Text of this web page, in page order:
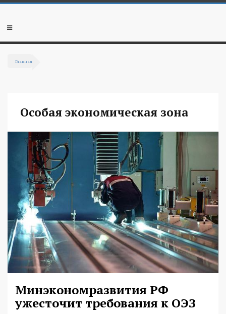
Перейти к основному содержанию
Мобильное
Главная
Особая экономическая зона
Минэкономразвития РФ
ужесточит требования к ОЭЗ